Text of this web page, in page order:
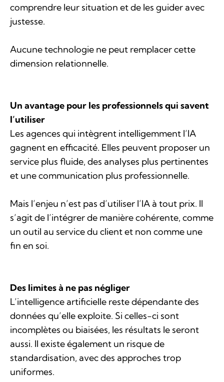
comprendre leur situation et de les guider avec
justesse.
Aucune technologie ne peut remplacer cette
dimension relationnelle.
Un avantage pour les professionnels qui savent
l’utiliser
Les agences qui intègrent intelligemment l’IA
gagnent en efficacité. Elles peuvent proposer un
service plus fluide, des analyses plus pertinentes
et une communication plus professionnelle.
Mais l’enjeu n’est pas d’utiliser l’IA à tout prix. Il
s’agit de l’intégrer de manière cohérente, comme
un outil au service du client et non comme une
fin en soi.
Des limites à ne pas négliger
L’intelligence artificielle reste dépendante des
données qu’elle exploite. Si celles-ci sont
incomplètes ou biaisées, les résultats le seront
aussi. Il existe également un risque de
standardisation, avec des approches trop
uniformes.